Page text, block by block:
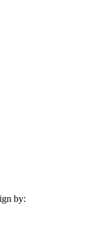
by: